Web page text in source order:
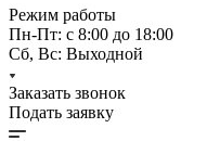
Режим работы
Пн-Пт: с 8:00 до 18:00
Сб, Вс: Выходной
Заказать звонок
Подать заявку